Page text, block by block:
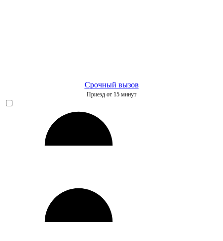
Срочный вызов
Приезд от 15 минут